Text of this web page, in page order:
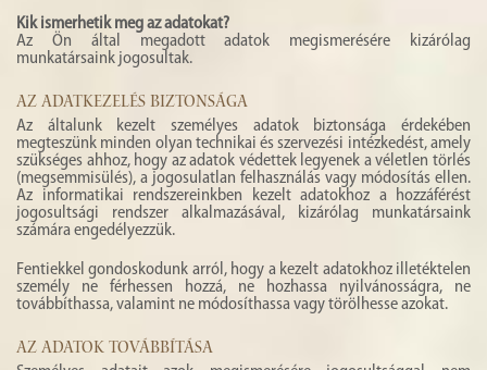
Kik ismerhetik meg az adatokat?
Az Ön által megadott adatok megismerésére kizárólag
munkatársaink jogosultak.
AZ ADATKEZELÉS BIZTONSÁGA
Az általunk kezelt személyes adatok biztonsága érdekében
megteszünk minden olyan technikai és szervezési intézkedést, amely
szükséges ahhoz, hogy az adatok védettek legyenek a véletlen törlés
(megsemmisülés), a jogosulatlan felhasználás vagy módosítás ellen.
Az informatikai rendszereinkben kezelt adatokhoz a hozzáférést
jogosultsági rendszer alkalmazásával, kizárólag munkatársaink
számára engedélyezzük.
Fentiekkel gondoskodunk arról, hogy a kezelt adatokhoz illetéktelen
személy ne férhessen hozzá, ne hozhassa nyilvánosságra, ne
továbbíthassa, valamint ne módosíthassa vagy törölhesse azokat.
AZ ADATOK TOVÁBBÍTÁSA